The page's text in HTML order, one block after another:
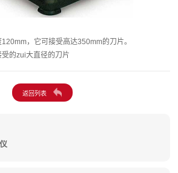
，它可接受高达350mm的刀片。
的zui大直径的刀片